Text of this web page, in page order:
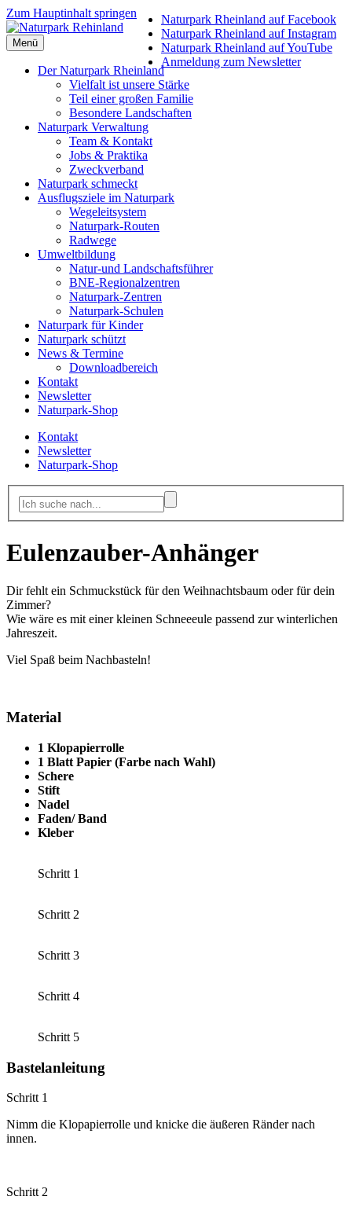
Zum Hauptinhalt springen
Menü
Der Naturpark Rheinland
Vielfalt ist unsere Stärke
Teil einer großen Familie
Besondere Landschaften
Naturpark Verwaltung
Team & Kontakt
Jobs & Praktika
Zweckverband
Naturpark schmeckt
Ausflugsziele im Naturpark
Wegeleitsystem
Naturpark-Routen
Radwege
Umweltbildung
Natur-und Landschaftsführer
BNE-Regionalzentren
Naturpark-Zentren
Naturpark-Schulen
Naturpark für Kinder
Naturpark schützt
News & Termine
Downloadbereich
Kontakt
Newsletter
Naturpark-Shop
Kontakt
Newsletter
Naturpark-Shop
Eulenzauber-Anhänger
Dir fehlt ein Schmuckstück für den Weihnachtsbaum oder für dein
Zimmer?
Wie wäre es mit einer kleinen Schneeeule passend zur winterlichen
Jahreszeit.
Viel Spaß beim Nachbasteln!
Material
1 Klopapierrolle
1 Blatt Papier (Farbe nach Wahl)
Schere
Stift
Nadel
Faden/ Band
Kleber
Schritt 1
Schritt 2
Schritt 3
Schritt 4
Schritt 5
Bastelanleitung
Schritt 1
Nimm die Klopapierrolle und knicke die äußeren Ränder nach
innen.
Schritt 2
Naturpark Rheinland auf Facebook
Naturpark Rheinland auf Instagram
Naturpark Rheinland auf YouTube
Anmeldung zum Newsletter